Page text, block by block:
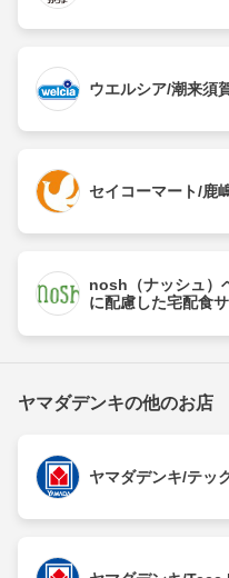
ウエルシア/潮来須
セイコーマート/鹿
nosh（ナッシュ）
に配慮した宅配食
ヤマダデンキの他のお店
ヤマダデンキ/テッ